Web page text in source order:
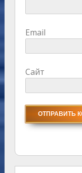
Email
Сайт